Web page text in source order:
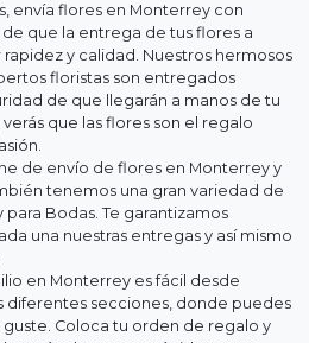
envía flores en Monterrey con
que la entrega de tus flores a
y calidad. Nuestros hermosos
floristas son entregados
de que llegarán a manos de tu
que las flores son el regalo
de envío de flores en Monterrey y
tenemos una gran variedad de
para Bodas. Te garantizamos
una nuestras entregas y así mismo
en Monterrey es fácil desde
diferentes secciones, donde puedes
Coloca tu orden de regalo y